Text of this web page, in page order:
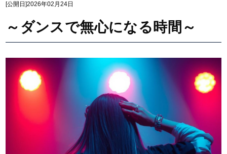
[公開日]2026年02月24日
～ダンスで無心になる時間～